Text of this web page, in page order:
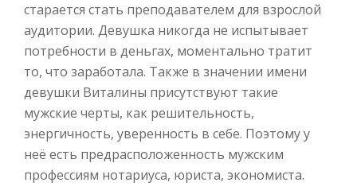
старается стать преподавателем для взрослой
аудитории. Девушка никогда не испытывает
потребности в деньгах, моментально тратит
то, что заработала. Также в значении имени
девушки Виталины присутствуют такие
мужские черты, как решительность,
энергичность, уверенность в себе. Поэтому у
неё есть предрасположенность мужским
профессиям нотариуса, юриста, экономиста.